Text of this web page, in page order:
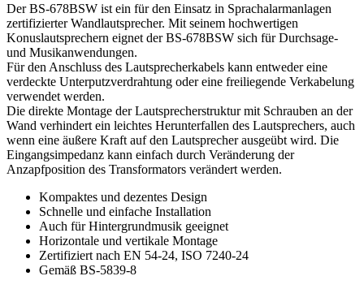
Der BS-678BSW ist ein für den Einsatz in Sprachalarmanlagen
zertifizierter Wandlautsprecher. Mit seinem hochwertigen
Konuslautsprechern eignet der BS-678BSW sich für Durchsage-
und Musikanwendungen.
Für den Anschluss des Lautsprecherkabels kann entweder eine
verdeckte Unterputzverdrahtung oder eine freiliegende Verkabelung
verwendet werden.
Die direkte Montage der Lautsprecherstruktur mit Schrauben an der
Wand verhindert ein leichtes Herunterfallen des Lautsprechers, auch
wenn eine äußere Kraft auf den Lautsprecher ausgeübt wird. Die
Eingangsimpedanz kann einfach durch Veränderung der
Anzapfposition des Transformators verändert werden.
Kompaktes und dezentes Design
Schnelle und einfache Installation
Auch für Hintergrundmusik geeignet
Horizontale und vertikale Montage
Zertifiziert nach EN 54-24, ISO 7240-24
Gemäß BS-5839-8